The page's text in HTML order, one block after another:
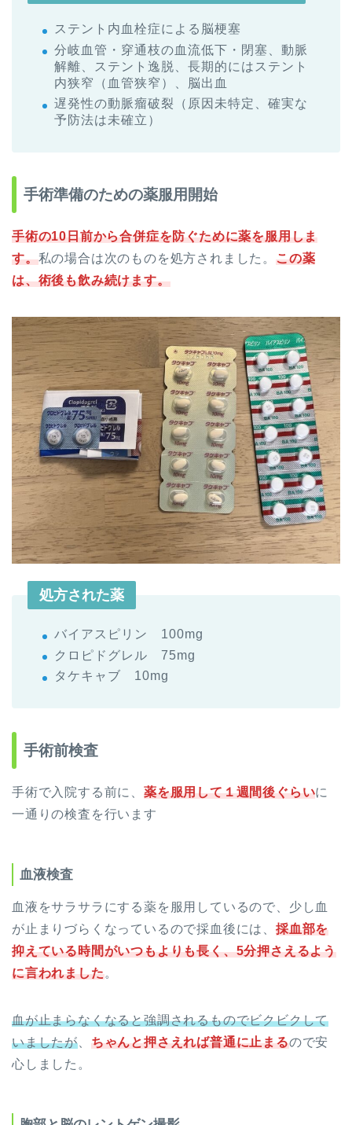
ステント内血栓症による脳梗塞
分岐血管・穿通枝の血流低下・閉塞、動脈
解離、ステント逸脱、長期的にはステント
内狭窄（血管狭窄）、脳出血
遅発性の動脈瘤破裂（原因未特定、確実な
予防法は未確立）
手術準備のための薬服用開始
手術の10日前から合併症を防ぐために薬を服用しま
す。私の場合は次のものを処方されました。この薬
は、術後も飲み続けます。
処方された薬
バイアスピリン 100mg
クロピドグレル 75mg
タケキャブ 10mg
手術前検査
手術で入院する前に、 薬を服用して１週間後ぐらいに
一通りの検査を行います
血液検査
血液をサラサラにする薬を服用しているので、少し血
が止まりづらくなっているので採血後には、 採血部を
抑えている時間がいつもよりも長く、5分押さえるよう
に言われました。
血が止まらなくなると強調されるものでビクビクして
いましたが
ちゃんと押さえれば普通に止まるので安
心しました。